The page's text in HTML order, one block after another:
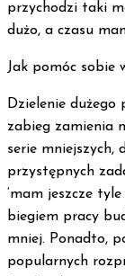
przychodzi taki
dużo, a czasu
Jak pomóc sobie
Dzielenie
zabieg zamienia
serie mniejszych,
przystępnych
‘mam jeszcze
biegiem pracy
mniej. Ponadto,
popularnych